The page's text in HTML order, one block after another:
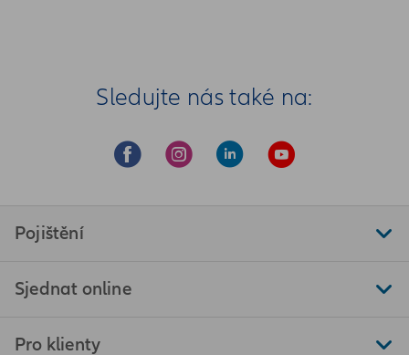
Sledujte nás také na:
Pojištění
Sjednat online
Pro klienty